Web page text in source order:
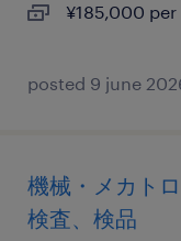
¥185,000
posted 9 june
機械・メカト
検査、検品